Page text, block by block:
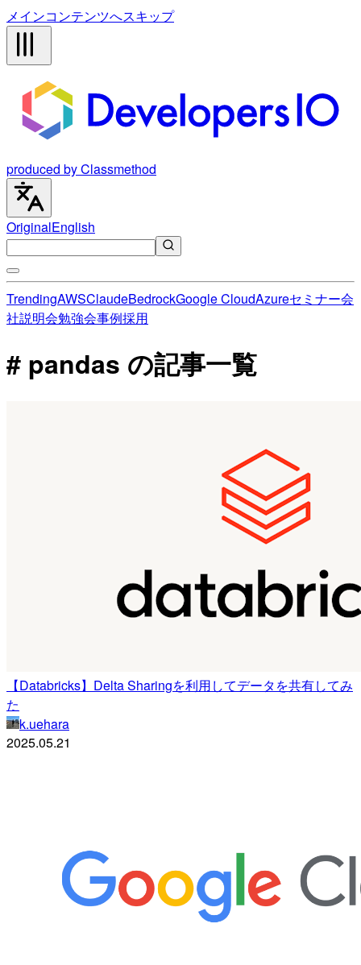
メインコンテンツへスキップ
produced by Classmethod
OriginalEnglish
TrendingAWSClaudeBedrockGoogle CloudAzureセミナー会
社説明会勉強会事例採用
# pandas の記事一覧
【Databricks】Delta Sharingを利用してデータを共有してみ
た
k.uehara
2025.05.21